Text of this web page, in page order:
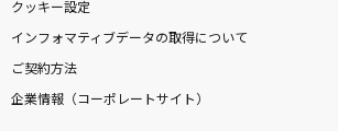
クッキー設定
インフォマティブデータの取得について
ご契約方法
企業情報（コーポレートサイト）